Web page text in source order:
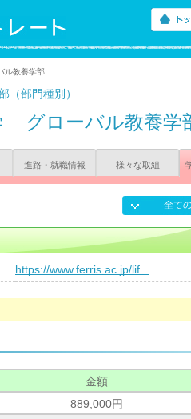
ル教養学部
（部門種別）
グローバル教養学
進路・就職情報 様々な取組
https://www.ferris.ac.jp/lif...
金額
889,000円